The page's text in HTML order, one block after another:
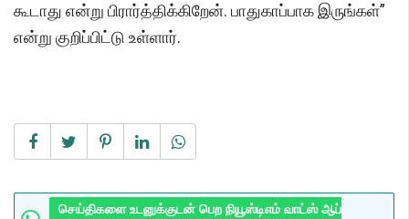
கூடாது என்று பிரார்த்திக்கிறேன். பாதுகாப்பாக இருங்கள்”
என்று குறிப்பிட்டு உள்ளார்.
செய்திகளை உடனுக்குடன் பெற நியூஸ்டிஎம் வாட்ஸ் ஆப்